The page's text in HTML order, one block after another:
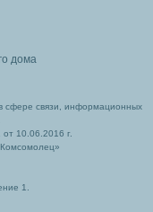
дома
сфере связи, информационных
10.06.2016 г.
1.